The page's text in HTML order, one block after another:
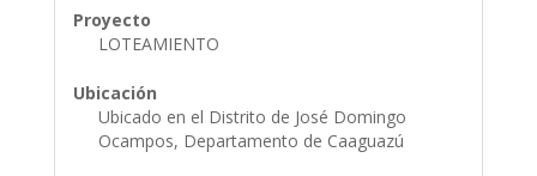
Proyecto
LOTEAMIENTO
Ubicación
Ubicado en el Distrito de José Domingo
Ocampos, Departamento de Caaguazú